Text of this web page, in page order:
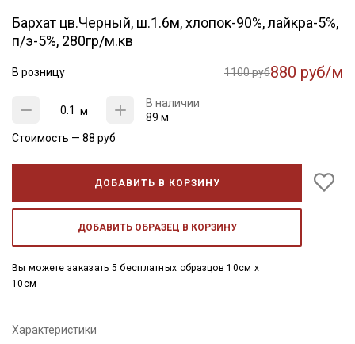
Бархат цв.Черный, ш.1.6м, хлопок-90%, лайкра-5%,
п/э-5%, 280гр/м.кв
В розницу 1100 руб880 руб/м
м
В наличии
89 м
Стоимость — 88 руб
ДОБАВИТЬ В КОРЗИНУ
ДОБАВИТЬ ОБРАЗЕЦ В КОРЗИНУ
Вы можете заказать 5 бесплатных образцов 10см x
10см
Характеристики